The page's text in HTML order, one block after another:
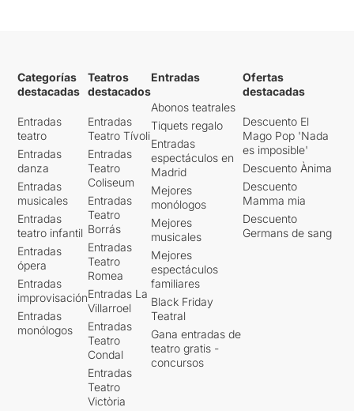
Categorías
destacadas
Entradas
teatro
Entradas
danza
Entradas
musicales
Entradas
teatro infantil
Entradas
ópera
Entradas
improvisación
Entradas
monólogos
Teatros
destacados
Entradas
Teatro Tívoli
Entradas
Teatro
Coliseum
Entradas
Teatro
Borrás
Entradas
Teatro
Romea
Entradas La
Villarroel
Entradas
Teatro
Condal
Entradas
Teatro
Victòria
Entradas
Abonos teatrales
Tiquets regalo
Entradas
espectáculos en
Madrid
Mejores
monólogos
Mejores
musicales
Mejores
espectáculos
familiares
Black Friday
Teatral
Gana entradas de
teatro gratis -
concursos
Ofertas
destacadas
Descuento El
Mago Pop 'Nada
es imposible'
Descuento Ànima
Descuento
Mamma mia
Descuento
Germans de sang